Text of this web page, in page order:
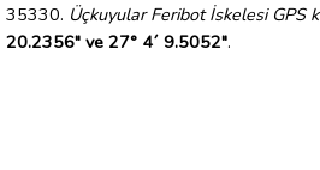
35330. Üçkuyular Feribot İskelesi GPS
20.2356" ve 27° 4´ 9.5052".